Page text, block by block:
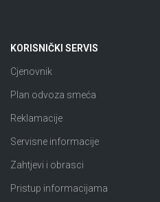
KORISNIČKI SERVIS
Cjenovnik
Plan odvoza smeća
Reklamacije
Servisne informacije
Zahtjevi i obrasci
Pristup informacijama